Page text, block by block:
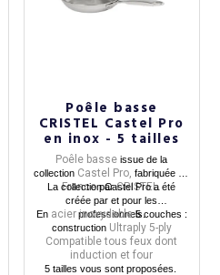
Poêle basse
CRISTEL Castel Pro
en inox - 5 tailles
Poêle basseissue de la
collection Castel Pro, fabriquée en
FranceparCRISTEL.
La collection Castel Pro a été
créée par et pour les
professionnels.
En acier inoxydable5 couches :
construction Ultraply 5-ply
Compatible tous feux dont
induction et four
5 tailles vous sont proposées.